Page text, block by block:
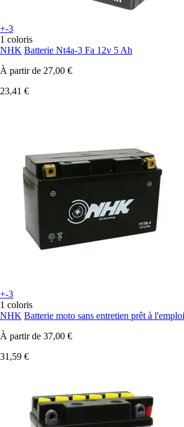
+-3
1 coloris
NHK Batterie Nt4a-3 Fa 12v 5 Ah
À partir de 27,00 €
23,41 €
+-3
1 coloris
NHK Batterie moto sans entretien prêt à
À partir de 37,00 €
31,59 €